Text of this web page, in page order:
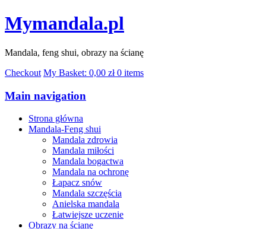
Mymandala.pl
Mandala, feng shui, obrazy na ścianę
Checkout My Basket: 0,00 zł 0 items
Main navigation
Strona główna
Mandala-Feng shui
Mandala zdrowia
Mandala miłości
Mandala bogactwa
Mandala na ochronę
Łapacz snów
Mandala szczęścia
Anielska mandala
Łatwiejsze uczenie
Obrazy na ścianę